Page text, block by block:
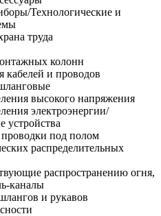
Технологические и
труда
колонн
кабелей и проводов
высокого напряжения
электроэнергии/
устройства
под полом
распределительных
распространению огня,
каналы
и рукавов